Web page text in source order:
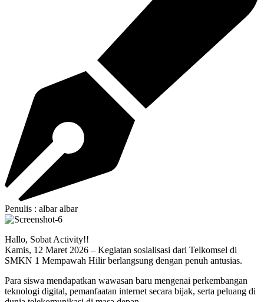
Penulis : albar albar
Hallo, Sobat Activity!!
Kamis, 12 Maret 2026 – Kegiatan sosialisasi dari Telkomsel di
SMKN 1 Mempawah Hilir berlangsung dengan penuh antusias.
Para siswa mendapatkan wawasan baru mengenai perkembangan
teknologi digital, pemanfaatan internet secara bijak, serta peluang di